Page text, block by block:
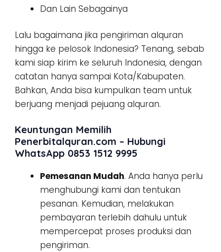
Dan Lain Sebagainya
Lalu bagaimana jika pengiriman alquran
hingga ke pelosok Indonesia? Tenang, sebab
kami siap kirim ke seluruh Indonesia, dengan
catatan hanya sampai Kota/Kabupaten.
Bahkan, Anda bisa kumpulkan team untuk
berjuang menjadi pejuang alquran.
Keuntungan Memilih
Penerbitalquran.com – Hubungi
WhatsApp 0853 1512 9995
Pemesanan Mudah. Anda hanya perlu
menghubungi kami dan tentukan
pesanan. Kemudian, melakukan
pembayaran terlebih dahulu untuk
mempercepat proses produksi dan
pengiriman.